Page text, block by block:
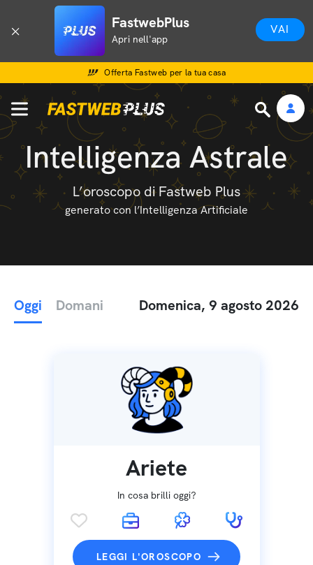
FastwebPlus
Apri nell'app
VAI
Offerta Fastweb per la tua casa
Intelligenza Astrale
L’oroscopo di Fastweb Plus
generato con l’Intelligenza Artificiale
Oggi Domani Domenica, 9 agosto 2026
Ariete
In cosa brilli oggi?
LEGGI L'OROSCOPO